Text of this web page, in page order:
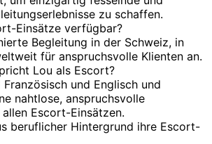
zu schaffen.
Einsätze verfügbar?
Begleitung in der Schweiz, in
für anspruchsvolle Klienten an.
Lou als Escort?
und Englisch und
nahtlose, anspruchsvolle
Escort-Einsätzen.
beruflicher Hintergrund ihre Escort-